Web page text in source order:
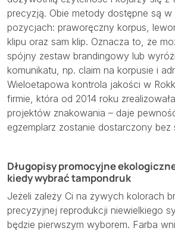
precyzją. Obie metody dostępne są w
pozycjach: praworęczny korpus,
klipu oraz sam klip. Oznacza to, że
spójny zestaw brandingowy lub
komunikatu, np. claim na korpusie i
Wieloetapowa kontrola jakości w
firmie, która od 2014 roku
projektów znakowania – daje
egzemplarz zostanie dostarczony bez
Długopisy promocyjne
kiedy wybrać tampondruk
Jeżeli zależy Ci na żywych kolorach
precyzyjnej reprodukcji niewielkiego
będzie pierwszym wyborem. Farba